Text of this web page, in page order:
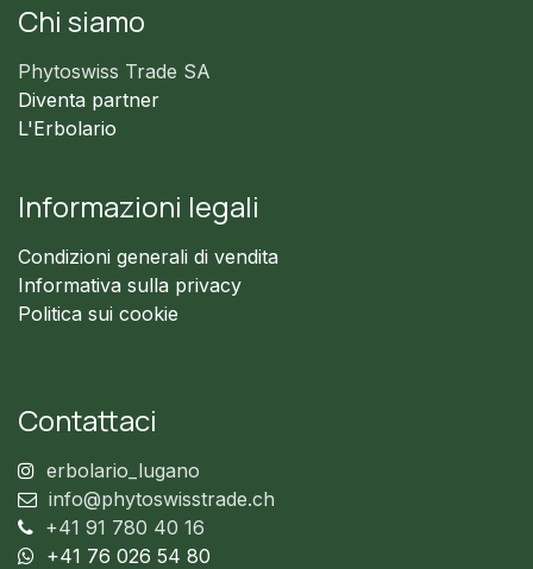
Chi siamo
Phytoswiss Trade SA
Diventa partner
L'Erbolario
Informazioni legali
Condizioni generali di vendita
Informativa sulla privacy
Politica sui cookie
Contattaci
erbolario_lugano
info@phytoswisstrade.ch
+41 91 780 40 16
+41 76 026 54 80